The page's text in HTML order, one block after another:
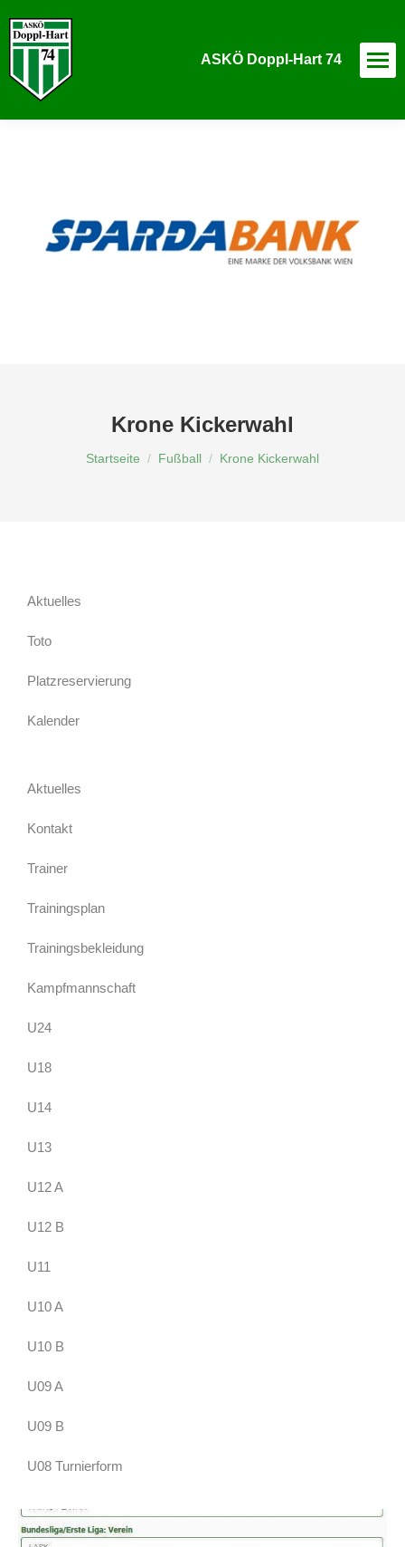
ASKÖ Doppl-Hart 74
Krone Kickerwahl
Du bist hier:
Startseite Fußball Krone Kickerwahl
Aktuelles
Toto
Platzreservierung
Kalender
Aktuelles
Kontakt
Trainer
Trainingsplan
Trainingsbekleidung
Kampfmannschaft
U24
U18
U14
U13
U12 A
U12 B
U11
U10 A
U10 B
U09 A
U09 B
U08 Turnierform